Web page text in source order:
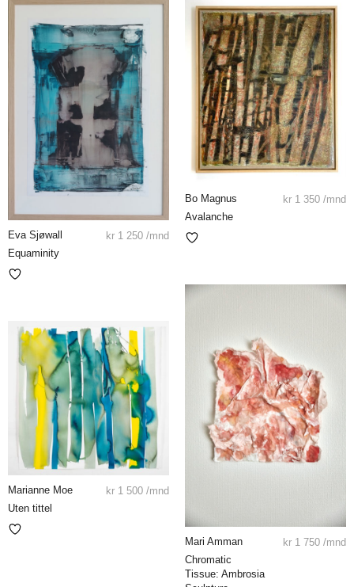
Eva Sjøwall
Equaminity
kr 1 250 /mnd
Bo Magnus
Avalanche
kr 1 350 /mnd
Mari Amman
Chromatic
Tissue: Ambrosia
kr 1 750 /mnd
Marianne Moe
Uten tittel
kr 1 500 /mnd